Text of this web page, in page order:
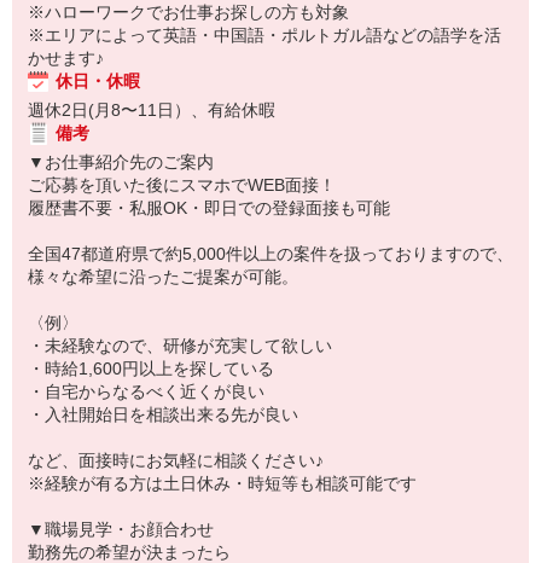
※ハローワークでお仕事お探しの方も対象
※エリアによって英語・中国語・ポルトガル語などの語学を活
かせます♪
休日・休暇
週休2日(月8〜11日）、有給休暇
備考
▼お仕事紹介先のご案内
ご応募を頂いた後にスマホでWEB面接！
履歴書不要・私服OK・即日での登録面接も可能
全国47都道府県で約5,000件以上の案件を扱っておりますので、
様々な希望に沿ったご提案が可能。
〈例〉
・未経験なので、研修が充実して欲しい
・時給1,600円以上を探している
・自宅からなるべく近くが良い
・入社開始日を相談出来る先が良い
など、面接時にお気軽に相談ください♪
※経験が有る方は土日休み・時短等も相談可能です
▼職場見学・お顔合わせ
勤務先の希望が決まったら